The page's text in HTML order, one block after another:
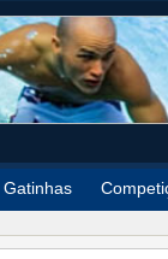
Gatinhas